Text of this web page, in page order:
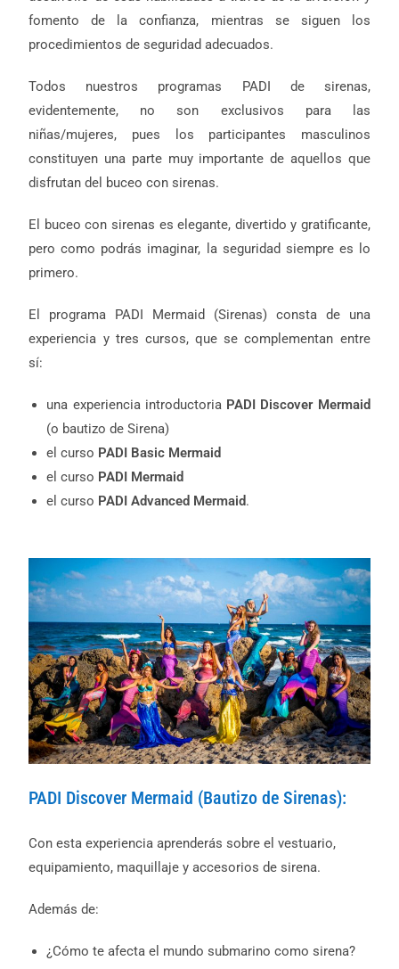
fomento de la confianza, mientras se siguen los
procedimientos de seguridad adecuados.
Todos nuestros programas PADI de sirenas,
evidentemente, no son exclusivos para las
niñas/mujeres, pues los participantes masculinos
constituyen una parte muy importante de aquellos que
disfrutan del buceo con sirenas.
El buceo con sirenas es elegante, divertido y gratificante,
pero como podrás imaginar, la seguridad siempre es lo
primero.
El programa PADI Mermaid (Sirenas) consta de una
experiencia y tres cursos, que se complementan entre
sí:
una experiencia introductoria PADI Discover Mermaid
(o bautizo de Sirena)
el curso PADI Basic Mermaid
el curso PADI Mermaid
el curso PADI Advanced Mermaid.
PADI Discover Mermaid (Bautizo de Sirenas):
Con esta experiencia aprenderás sobre el vestuario,
equipamiento, maquillaje y accesorios de sirena.
Además de:
¿Cómo te afecta el mundo submarino como sirena?